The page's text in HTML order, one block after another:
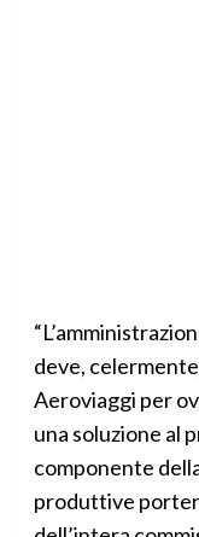
deve,
Aeroviaggi per
una soluzione al
componente
produttive